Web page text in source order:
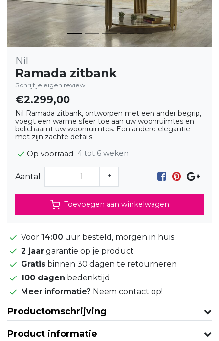
Nil
Ramada zitbank
Schrijf je eigen review
€2.299,00
Nil Ramada zitbank, ontworpen met een ander begrip,
voegt een warme sfeer toe aan uw woonruimtes en
belichaamt uw woonruimtes. Een andere elegantie
met zijn zachte details.
Op voorraad 4 tot 6 weken
Aantal - +
Toevoegen aan winkelwagen
Voor 14:00 uur besteld, morgen in huis
2 jaar garantie op je product
Gratis binnen 30 dagen te retourneren
100 dagen bedenktijd
Meer informatie? Neem contact op!
Productomschrijving
Product informatie